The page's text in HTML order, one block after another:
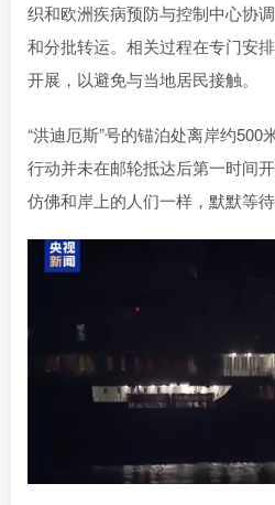
织和欧洲疾病预防与控制中心协
和分批转运。相关过程在专门安
开展，以避免与当地居民接触。
“洪迪厄斯”号的锚泊处离岸约500
行动并未在邮轮抵达后第一时间
仿佛和岸上的人们一样，默默等待